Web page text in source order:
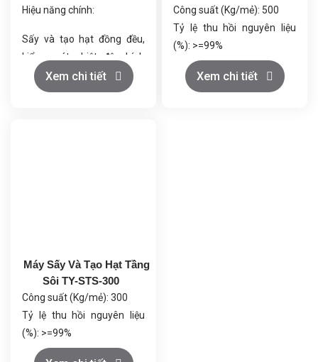
Hiệu năng chính:
Sấy và tạo hạt đồng đều,
kiểm soát nhiệt độ chính
xác.
Tiết kiệm năng lượng, tối ưu
Dễ bảo trì, thiết kế lắp
nhanh, vận hành linh hoạt.
Xem chi tiết
Công suất (Kg/mẻ): 500
Tỷ lệ thu hồi nguyên liệu
(%): >=99%
Tỷ lệ đạt chuẩn (%): <=85%
Dung tích thùng chứa (L):
Xem chi tiết
Máy Sấy Và Tạo Hạt Tầng
Sôi TY-STS-300
Công suất (Kg/mẻ): 300
Tỷ lệ thu hồi nguyên liệu
(%): >=99%
Tỷ lệ đạt chuẩn (%): <=85%